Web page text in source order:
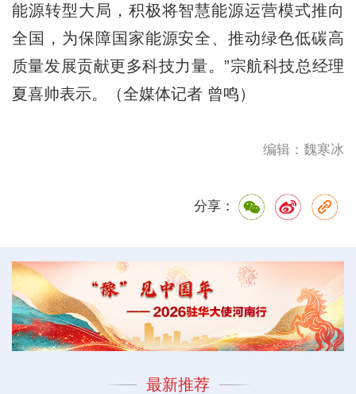
能源转型大局，积极将智慧能源运营模式推向
全国，为保障国家能源安全、推动绿色低碳高
质量发展贡献更多科技力量。”宗航科技总经理
夏喜帅表示。（全媒体记者 曾鸣）
编辑：魏寒冰
分享：
最新推荐